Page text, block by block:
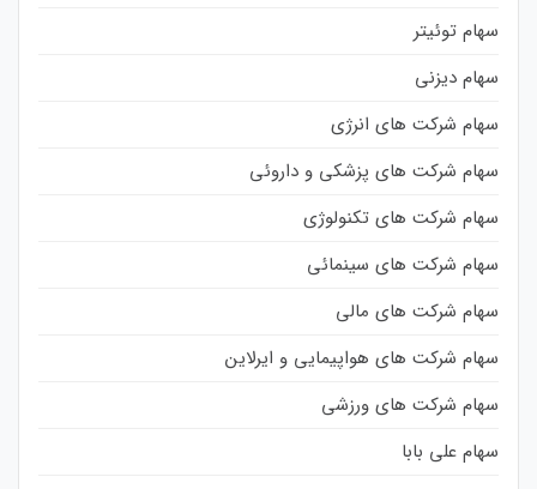
سهام توئیتر
سهام دیزنی
سهام شرکت های انرژی
سهام شرکت های پزشکی و داروئی
سهام شرکت های تکنولوژی
سهام شرکت های سینمائی
سهام شرکت های مالی
سهام شرکت های هواپیمایی و ایرلاین
سهام شرکت های ورزشی
سهام علی بابا